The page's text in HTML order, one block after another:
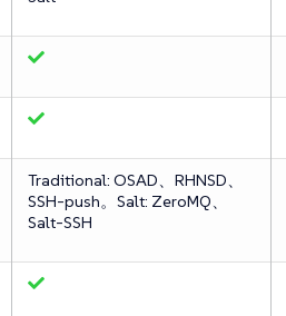
Traditional: OSAD、RHNSD、
SSH-push。Salt: ZeroMQ、
Salt-SSH